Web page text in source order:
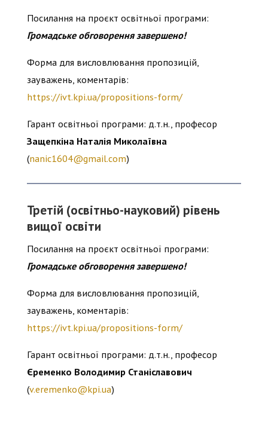
Посилання на проєкт освітньої програми:
Громадське обговорення завершено!
Форма для висловлювання пропозицій,
зауважень, коментарів:
https://ivt.kpi.ua/propositions-form/
Гарант освітньої програми: д.т.н., професор
Защепкіна Наталія Миколаївна
(nanic1604@gmail.com)
Третій (освітньо-науковий) рівень
вищої освіти
Посилання на проєкт освітньої програми:
Громадське обговорення завершено!
Форма для висловлювання пропозицій,
зауважень, коментарів:
https://ivt.kpi.ua/propositions-form/
Гарант освітньої програми: д.т.н., професор
Єременко Володимир Станіславович
(v.eremenko@kpi.ua)